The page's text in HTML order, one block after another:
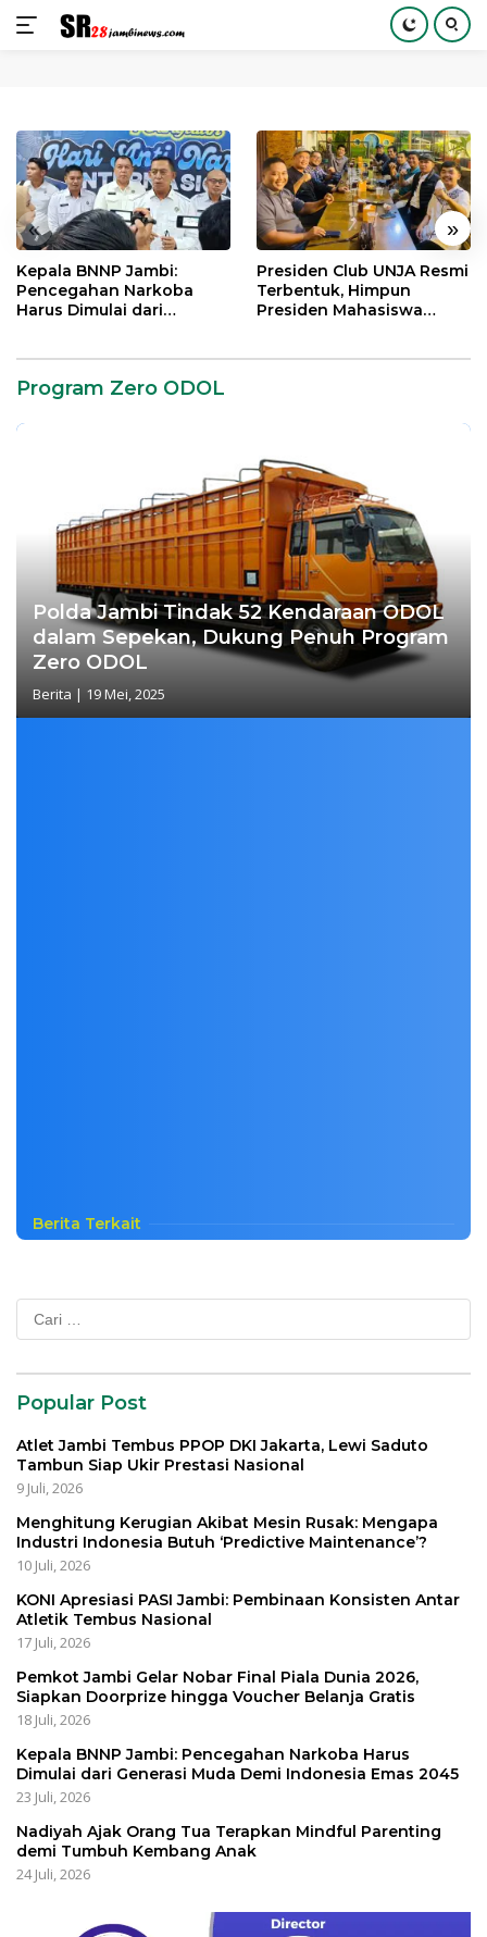
konten
« »
Kepala BNNP Jambi:
Pencegahan Narkoba
Harus Dimulai dari
Presiden Club UNJA Resmi
Terbentuk, Himpun
Presiden Mahasiswa
Program Zero ODOL
Polda Jambi Tindak 52 Kendaraan ODOL
dalam Sepekan, Dukung Penuh Program
Zero ODOL
Berita | 19 Mei, 2025
Berita Terkait
Popular Post
Atlet Jambi Tembus PPOP DKI Jakarta, Lewi Saduto
Tambun Siap Ukir Prestasi Nasional
9 Juli, 2026
Menghitung Kerugian Akibat Mesin Rusak: Mengapa
Industri Indonesia Butuh ‘Predictive Maintenance’?
10 Juli, 2026
KONI Apresiasi PASI Jambi: Pembinaan Konsisten Antar
Atletik Tembus Nasional
17 Juli, 2026
Pemkot Jambi Gelar Nobar Final Piala Dunia 2026,
Siapkan Doorprize hingga Voucher Belanja Gratis
18 Juli, 2026
Kepala BNNP Jambi: Pencegahan Narkoba Harus
Dimulai dari Generasi Muda Demi Indonesia Emas 2045
23 Juli, 2026
Nadiyah Ajak Orang Tua Terapkan Mindful Parenting
demi Tumbuh Kembang Anak
24 Juli, 2026